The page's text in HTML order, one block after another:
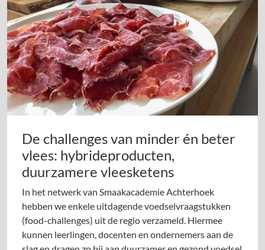
De challenges van minder én beter
vlees: hybrideproducten,
duurzamere vleesketens
In het netwerk van Smaakacademie Achterhoek
hebben we enkele uitdagende voedselvraagstukken
(food-challenges) uit de regio verzameld. Hiermee
kunnen leerlingen, docenten en ondernemers aan de